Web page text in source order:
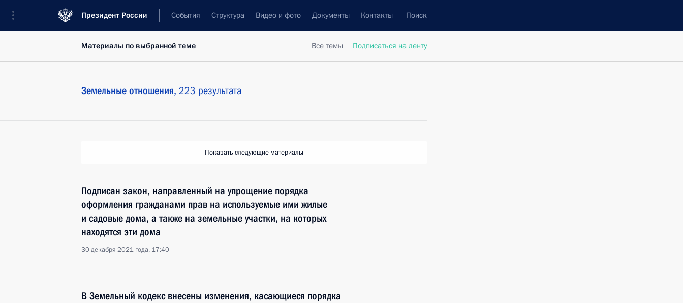
Президент России События Структура Видео и фото Документы Контакты Поиск
Все темы Подписаться на ленту
Материалы по выбранной теме
Земельные отношения, 223 результата
Показать следующие материалы
Подписан закон, направленный на упрощение порядка
оформления гражданами прав на используемые ими жилые
и садовые дома, а также на земельные участки, на которых
находятся эти дома
30 декабря 2021 года, 17:40
В Земельный кодекс внесены изменения, касающиеся порядка